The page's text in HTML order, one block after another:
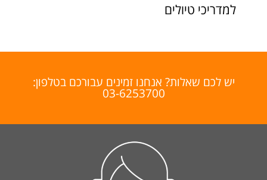
למדריכי טיולים
יש לכם שאלות? אנחנו זמינים עבורכם בטלפון:
03-6253700